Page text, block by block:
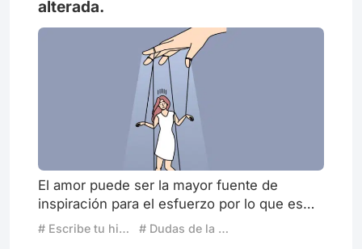
alterada.
El amor puede ser la mayor fuente de
inspiración para el esfuerzo por lo que es
amado, y también puede ser la obsesión
# Escribe tu historia: Cuando dudas de la realidad del mundo # Dudas de la Realidad